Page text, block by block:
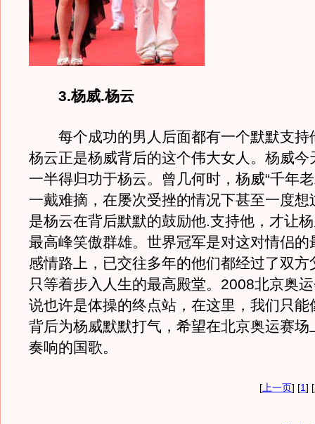
3.杨威.杨云
每个成功的男人后面都有一个默默支持
杨云正是杨威背后的这个伟大女人。杨威今
一半得归功于杨云。曾几何时，杨威“千年
一戴难摘，在屡次受挫的情况下甚至一度想
是杨云在背后默默的鼓励他.支持他，才让
最高峰笑傲群雄。世界冠军是对这对情侣的
感情路上，已交往多年的他们都经过了双方
只等着步入人生的最高殿堂。2008北京奥
说也许是体操的终点站，在这里，我们只能
背后为杨威默默打气，希望在北京奥运赛场
奏响的国歌。
[ 上一页] [1] [